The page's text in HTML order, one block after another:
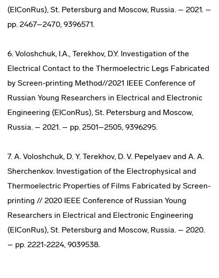
(EIConRus), St. Petersburg and Moscow, Russia. – 2021. –
pp. 2467–2470, 9396571.
6. Voloshchuk, I.A., Terekhov, D.Y. Investigation of the
Electrical Contact to the Thermoelectric Legs Fabricated
by Screen-printing Method//2021 IEEE Conference of
Russian Young Researchers in Electrical and Electronic
Engineering (EIConRus), St. Petersburg and Moscow,
Russia. – 2021. – pp. 2501–2505, 9396295.
7. A. Voloshchuk, D. Y. Terekhov, D. V. Pepelyaev and A. A.
Sherchenkov. Investigation of the Electrophysical and
Thermoelectric Properties of Films Fabricated by Screen-
printing // 2020 IEEE Conference of Russian Young
Researchers in Electrical and Electronic Engineering
(EIConRus), St. Petersburg and Moscow, Russia. – 2020.
– pp. 2221-2224, 9039538.